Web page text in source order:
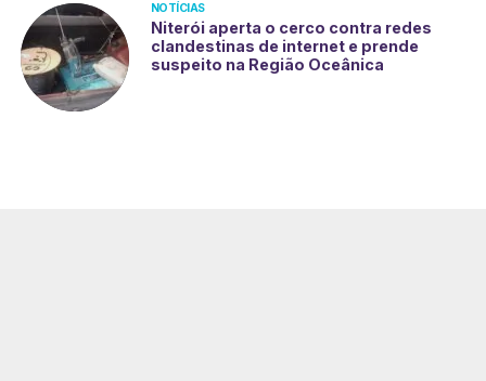
NOTÍCIAS
Niterói aperta o cerco contra redes
clandestinas de internet e prende
suspeito na Região Oceânica